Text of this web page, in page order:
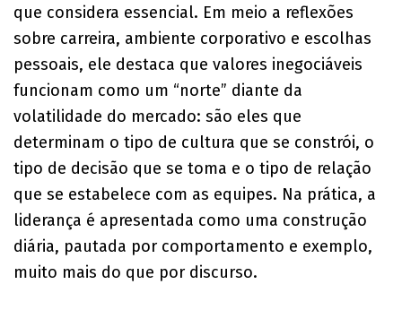
que considera essencial. Em meio a reflexões
sobre carreira, ambiente corporativo e escolhas
pessoais, ele destaca que valores inegociáveis
funcionam como um “norte” diante da
volatilidade do mercado: são eles que
determinam o tipo de cultura que se constrói, o
tipo de decisão que se toma e o tipo de relação
que se estabelece com as equipes. Na prática, a
liderança é apresentada como uma construção
diária, pautada por comportamento e exemplo,
muito mais do que por discurso.